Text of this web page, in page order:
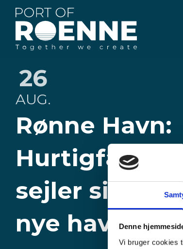
Denne
Vi bruger cookies
Rønne
Havn
Rønne Havn:
sejler sikkert
nye havn
26
AUG.